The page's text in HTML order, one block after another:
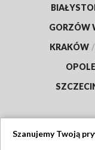
GORZÓW
KRAKÓW /
OPOLE
Szanujemy Twoją